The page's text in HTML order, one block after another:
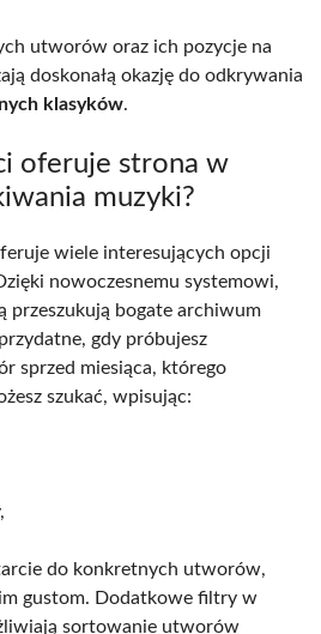
utworów oraz ich pozycje na
doskonałą okazję do odkrywania
klasyków.
oferuje strona w
muzyki?
wiele interesujących opcji
nowoczesnemu systemowi,
przeszukują bogate archiwum
gdy próbujesz
sprzed miesiąca, którego
szukać, wpisując:
do konkretnych utworów,
gustom. Dodatkowe filtry w
sortowanie utworów